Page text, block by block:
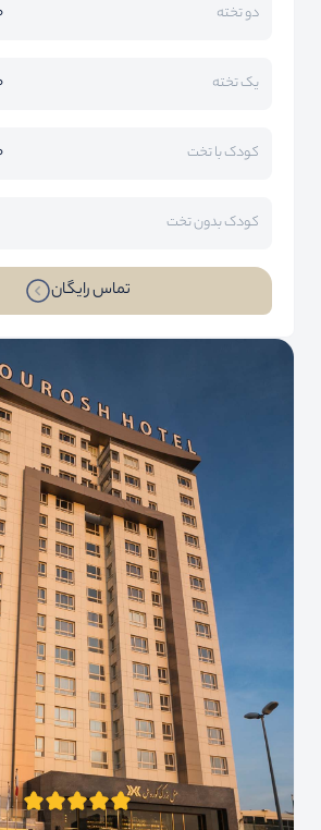
دو تخته
یک تخته
کودک با تخت
کودک بدون تخت
تماس رایگان